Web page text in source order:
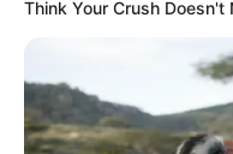
Think Your Crush Doesn't